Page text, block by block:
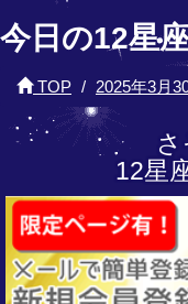
今日の12星
TOP 2025年3月
12星